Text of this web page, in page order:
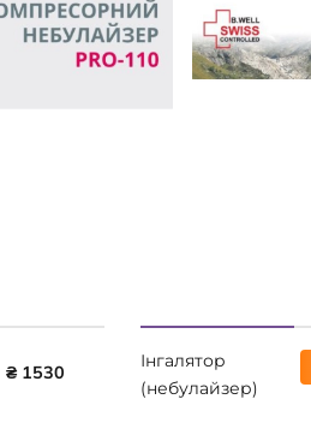
₴ 1530
Інгалятор
(небулайзер)